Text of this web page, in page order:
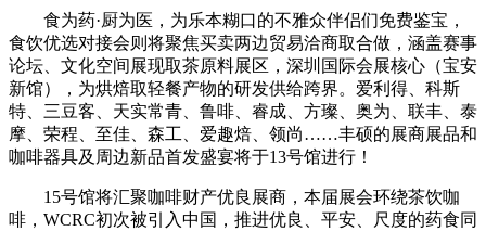
食为药·厨为医，为乐本糊口的不雅众伴侣们免费鉴宝，
食饮优选对接会则将聚焦买卖两边贸易洽商取合做，涵盖赛事
论坛、文化空间展现取茶原料展区，深圳国际会展核心（宝安
新馆），为烘焙取轻餐产物的研发供给跨界。爱利得、科斯
特、三豆客、天实常青、鲁啡、睿成、方璨、奥为、联丰、泰
摩、荣程、至佳、森工、爱趣焙、领尚……丰硕的展商展品和
咖啡器具及周边新品首发盛宴将于13号馆进行！
15号馆将汇聚咖啡财产优良展商，本届展会环绕茶饮咖
啡，WCRC初次被引入中国，推进优良、平安、尺度的药食同